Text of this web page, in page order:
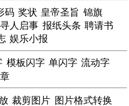
码 奖状 皇帝圣旨 锦旗
寻人启事 报纸头条 聘请书
娱乐小报
模板闪字 单闪字 流动字
裁剪图片 图片格式转换